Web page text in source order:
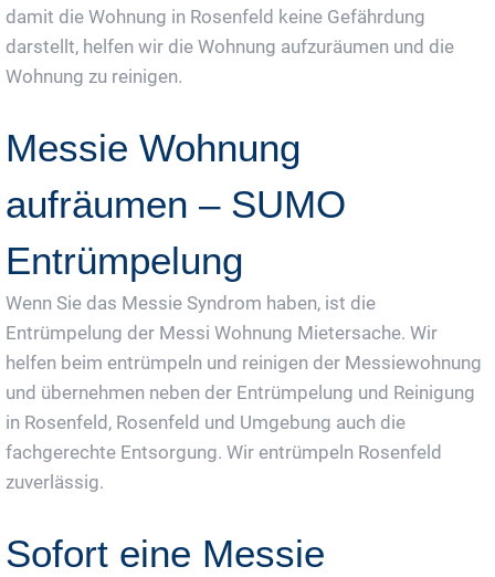
damit die Wohnung in Rosenfeld keine Gefährdung
darstellt, helfen wir die Wohnung aufzuräumen und die
Wohnung zu reinigen.
Messie Wohnung
aufräumen – SUMO
Entrümpelung
Wenn Sie das Messie Syndrom haben, ist die
Entrümpelung der Messi Wohnung Mietersache. Wir
helfen beim entrümpeln und reinigen der Messiewohnung
und übernehmen neben der Entrümpelung und Reinigung
in Rosenfeld, Rosenfeld und Umgebung auch die
fachgerechte Entsorgung. Wir entrümpeln Rosenfeld
zuverlässig.
Sofort eine Messie